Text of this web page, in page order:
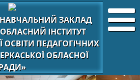
ЗАКЛАД
ІНСТИТУТ
ПЕДАГОГІЧНИХ
ОБЛАСНОЇ